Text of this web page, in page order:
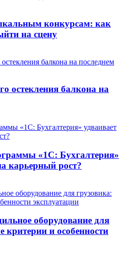
конкурсам: как
на сцену
остекления балкона на
«1С: Бухгалтерия»
карьерный рост?
оборудование для
критерии и особенности